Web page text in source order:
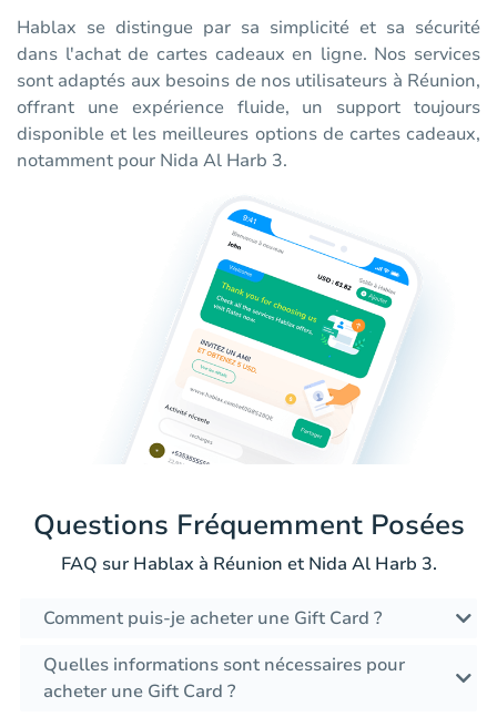
Hablax se distingue par sa simplicité et sa sécurité
dans l'achat de cartes cadeaux en ligne. Nos services
sont adaptés aux besoins de nos utilisateurs à Réunion,
offrant une expérience fluide, un support toujours
disponible et les meilleures options de cartes cadeaux,
notamment pour Nida Al Harb 3.
Questions Fréquemment Posées
FAQ sur Hablax à Réunion et Nida Al Harb 3.
Comment puis-je acheter une Gift Card ?
Quelles informations sont nécessaires pour
acheter une Gift Card ?